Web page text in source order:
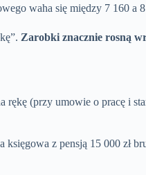
waha się między 7 160 a
Zarobki znacznie rosną
rękę (przy umowie o pracę i
z pensją 15 000 zł